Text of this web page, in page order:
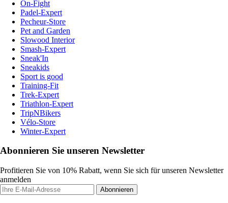
On-Fight
Padel-Expert
Pecheur-Store
Pet and Garden
Slowood Interior
Smash-Expert
Sneak'In
Sneakids
Sport is good
Training-Fit
Trek-Expert
Triathlon-Expert
TripNBikers
Vélo-Store
Winter-Expert
Abonnieren Sie unseren Newsletter
Profitieren Sie von 10% Rabatt, wenn Sie sich für unseren Newsletter
anmelden
Abonnieren